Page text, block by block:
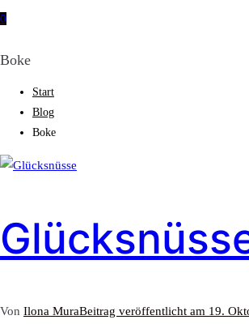
0
Boke
Start
Blog
Boke
Von Ilona MuraBeitrag veröffentlicht am 19.